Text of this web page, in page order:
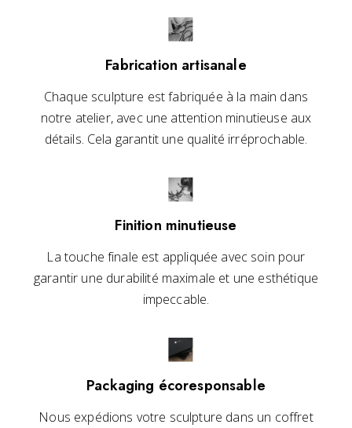
Fabrication artisanale
Chaque sculpture est fabriquée à la main dans
notre atelier, avec une attention minutieuse aux
détails. Cela garantit une qualité irréprochable.
Finition minutieuse
La touche finale est appliquée avec soin pour
garantir une durabilité maximale et une esthétique
impeccable.
Packaging écoresponsable
Nous expédions votre sculpture dans un coffret